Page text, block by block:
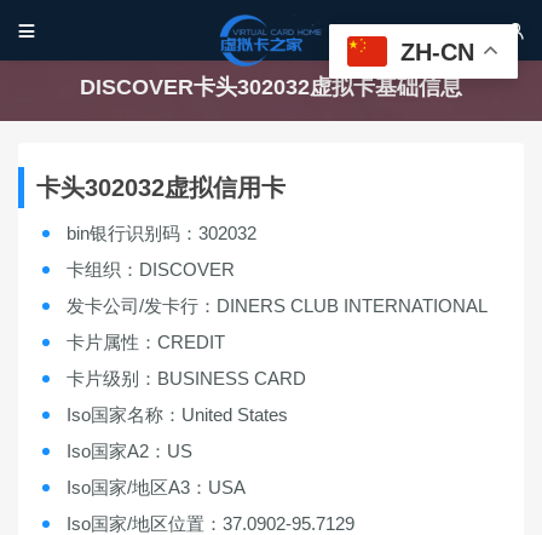
 
DISCOVER卡头302032虚拟卡基础信息
卡头302032虚拟信用卡
bin银行识别码：302032
卡组织：DISCOVER
发卡公司/发卡行：DINERS CLUB INTERNATIONAL
卡片属性：CREDIT
卡片级别：BUSINESS CARD
Iso国家名称：United States
Iso国家A2：US
Iso国家/地区A3：USA
Iso国家/地区位置：37.0902-95.7129
ZH-CN